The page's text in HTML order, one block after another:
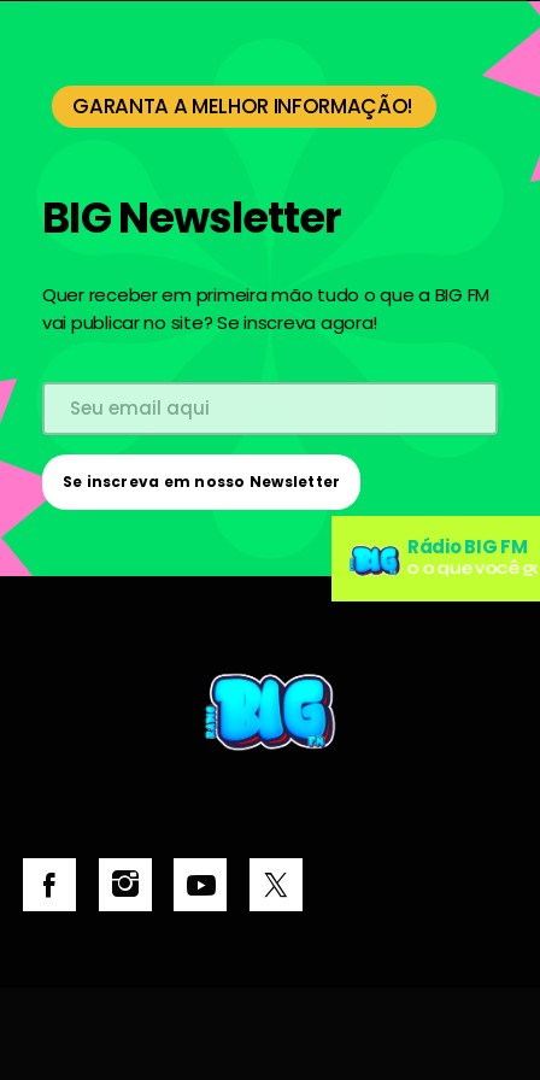
Rádio BIG FM
Tudo o que você
GARANTA A MELHOR INFORMAÇÃO!
BIG Newsletter
Quer receber em primeira mão tudo o que a BIG FM
vai publicar no site? Se inscreva agora!